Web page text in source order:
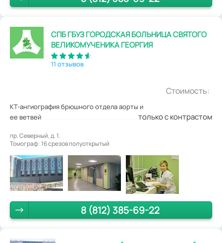
СПБ ГБУЗ ГОРОДСКАЯ БОЛЬНИЦА СВЯТОГО
ВЕЛИКОМУЧЕНИКА ГЕОРГИЯ
11 отзывов
Стоимость:
КТ-ангиография брюшного отдела аорты и
ее ветвей
только с контрастом
пр. Северный, д. 1.
Томограф: 16 cрезов полуоткрытый
8 (812) 385-69-22